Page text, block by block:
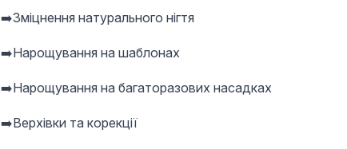
➡️Зміцнення натурального нігтя
➡️Нарощування на шаблонах
➡️Нарощування на багаторазових насадках
➡️Верхівки та корекції